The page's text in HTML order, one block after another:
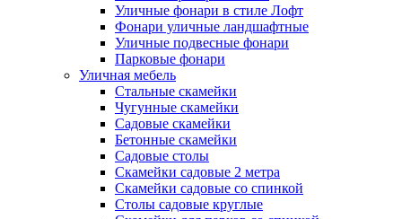
Уличные фонари в стиле Лофт
Фонари уличные ландшафтные
Уличные подвесные фонари
Парковые фонари
Уличная мебель
Стальные скамейки
Чугунные скамейки
Садовые скамейки
Бетонные скамейки
Садовые столы
Скамейки садовые 2 метра
Cкамейки садовые со спинкой
Столы садовые круглые